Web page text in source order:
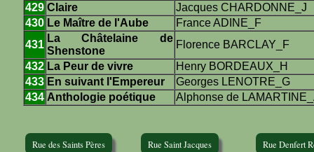
429 Claire
Jacques CHARDONNE_J
430 Le Maître de l'Aube
France ADINE_F
431
La Châtelaine de
Shenstone
Florence BARCLAY_F
432 La Peur de vivre
Henry BORDEAUX_H
433 En suivant l'Empereur
Georges LENOTRE_G
434 Anthologie poétique Alphonse de
Rue des Saints Pères Rue Saint Jacques Rue Denfert